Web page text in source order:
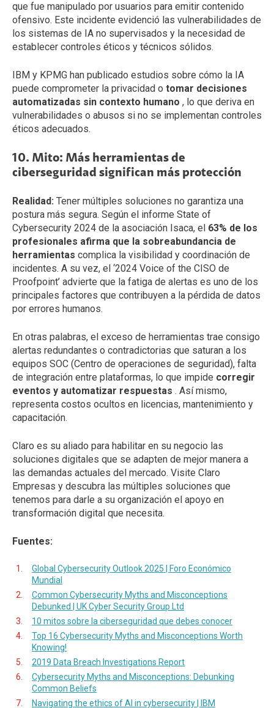
que fue manipulado por usuarios para emitir contenido
ofensivo. Este incidente evidenció las vulnerabilidades de
los sistemas de IA no supervisados y la necesidad de
establecer controles éticos y técnicos sólidos.
IBM y KPMG han publicado estudios sobre cómo la IA
puede comprometer la privacidad o tomar decisiones
automatizadas sin contexto humano , lo que deriva en
vulnerabilidades o abusos si no se implementan controles
éticos adecuados.
10. Mito: Más herramientas de
ciberseguridad significan más protección
Realidad: Tener múltiples soluciones no garantiza una
postura más segura. Según el informe State of
Cybersecurity 2024 de la asociación Isaca, el 63% de los
profesionales afirma que la sobreabundancia de
herramientas complica la visibilidad y coordinación de
incidentes. A su vez, el ‘2024 Voice of the CISO de
Proofpoint’ advierte que la fatiga de alertas es uno de los
principales factores que contribuyen a la pérdida de datos
por errores humanos.
En otras palabras, el exceso de herramientas trae consigo
alertas redundantes o contradictorias que saturan a los
equipos SOC (Centro de operaciones de seguridad), falta
de integración entre plataformas, lo que impide corregir
eventos y automatizar respuestas . Así mismo,
representa costos ocultos en licencias, mantenimiento y
capacitación.
Claro es su aliado para habilitar en su negocio las
soluciones digitales que se adapten de mejor manera a
las demandas actuales del mercado. Visite Claro
Empresas y descubra las múltiples soluciones que
tenemos para darle a su organización el apoyo en
transformación digital que necesita.
Fuentes:
Global Cybersecurity Outlook 2025 | Foro Económico
Mundial
Common Cybersecurity Myths and Misconceptions
Debunked | UK Cyber Security Group Ltd
10 mitos sobre la ciberseguridad que debes conocer
Top 16 Cybersecurity Myths and Misconceptions Worth
Knowing!
2019 Data Breach Investigations Report
Cybersecurity Myths and Misconceptions: Debunking
Common Beliefs
Navigating the ethics of AI in cybersecurity | IBM